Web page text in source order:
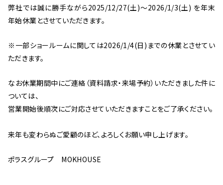
弊社では誠に勝手ながら2025/12/27(土)～2026/1/3(土) を年末
年始休業とさせていただきます。
※一部ショールームに関しては2026/1/4(日)までの休業とさせてい
ただきます。
なお休業期間中にご連絡（資料請求・来場予約）いただきました件に
ついては、
営業開始後順次にご対応させていただきますことをご了承ください。
来年も変わらぬご愛顧のほど、よろしくお願い申し上げます。
ポラスグループ MOKHOUSE